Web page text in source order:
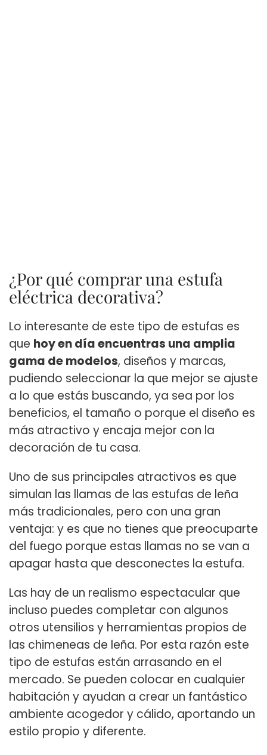
¿Por qué comprar una estufa
eléctrica decorativa?
Lo interesante de este tipo de estufas es
que hoy en día encuentras una amplia
gama de modelos, diseños y marcas,
pudiendo seleccionar la que mejor se ajuste
a lo que estás buscando, ya sea por los
beneficios, el tamaño o porque el diseño es
más atractivo y encaja mejor con la
decoración de tu casa.
Uno de sus principales atractivos es que
simulan las llamas de las estufas de leña
más tradicionales, pero con una gran
ventaja: y es que no tienes que preocuparte
del fuego porque estas llamas no se van a
apagar hasta que desconectes la estufa.
Las hay de un realismo espectacular que
incluso puedes completar con algunos
otros utensilios y herramientas propios de
las chimeneas de leña. Por esta razón este
tipo de estufas están arrasando en el
mercado. Se pueden colocar en cualquier
habitación y ayudan a crear un fantástico
ambiente acogedor y cálido, aportando un
estilo propio y diferente.